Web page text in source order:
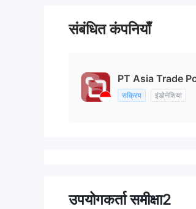
संबंधित कंपनियाँ
PT Asia Trade
सक्रिय इंडोनेशिया
उपयोगकर्ता समीक्षा2